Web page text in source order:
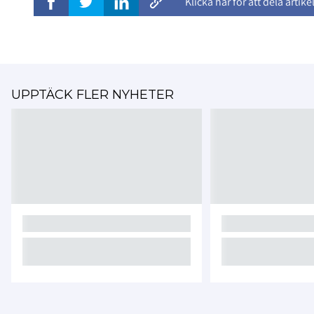
UPPTÄCK FLER NYHETER